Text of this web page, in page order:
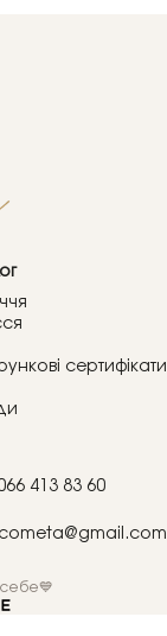
сертифікати
413 83 60
себе💙